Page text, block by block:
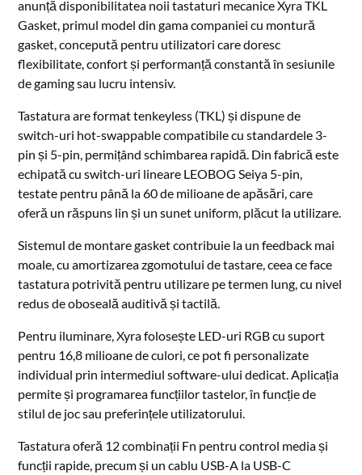
anunță disponibilitatea noii tastaturi mecanice Xyra TKL
Gasket, primul model din gama companiei cu montură
gasket, concepută pentru utilizatori care doresc
flexibilitate, confort și performanță constantă în sesiunile
de gaming sau lucru intensiv.
Tastatura are format tenkeyless (TKL) și dispune de
switch-uri hot-swappable compatibile cu standardele 3-
pin și 5-pin, permițând schimbarea rapidă. Din fabrică este
echipată cu switch-uri lineare LEOBOG Seiya 5-pin,
testate pentru până la 60 de milioane de apăsări, care
oferă un răspuns lin și un sunet uniform, plăcut la utilizare.
Sistemul de montare gasket contribuie la un feedback mai
moale, cu amortizarea zgomotului de tastare, ceea ce face
tastatura potrivită pentru utilizare pe termen lung, cu nivel
redus de oboseală auditivă și tactilă.
Pentru iluminare, Xyra folosește LED-uri RGB cu suport
pentru 16,8 milioane de culori, ce pot fi personalizate
individual prin intermediul software-ului dedicat. Aplicația
permite și programarea funcțiilor tastelor, în funcție de
stilul de joc sau preferințele utilizatorului.
Tastatura oferă 12 combinații Fn pentru control media și
funcții rapide, precum și un cablu USB-A la USB-C